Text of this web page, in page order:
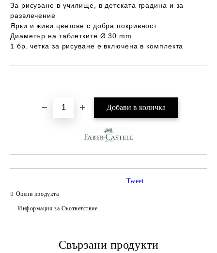
За рисуване в училище, в детската градина и за
развлечение
Ярки и живи цветове с добра покривност
Диаметър на таблетките Ø 30 mm
1 бр. четка за рисуване е включена в комплекта
Оцени продукта
Информация за Съответствие
Tweet
Свързани продукти